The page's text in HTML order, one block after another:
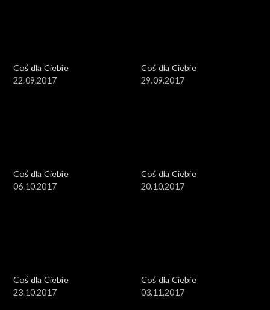
Coś dla Ciebie
22.09.2017
Coś dla Ciebie
29.09.2017
Coś dla Ciebie
06.10.2017
Coś dla Ciebie
20.10.2017
Coś dla Ciebie
23.10.2017
Coś dla Ciebie
03.11.2017